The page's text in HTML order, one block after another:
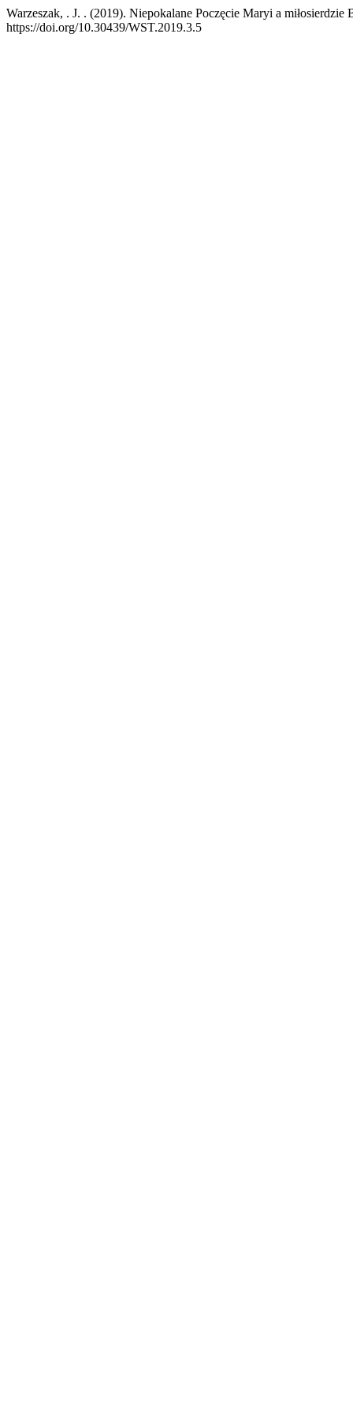
Warzeszak, . J. . (2019). Niepokalane Poczęcie Maryi a miłosierdzie
https://doi.org/10.30439/WST.2019.3.5